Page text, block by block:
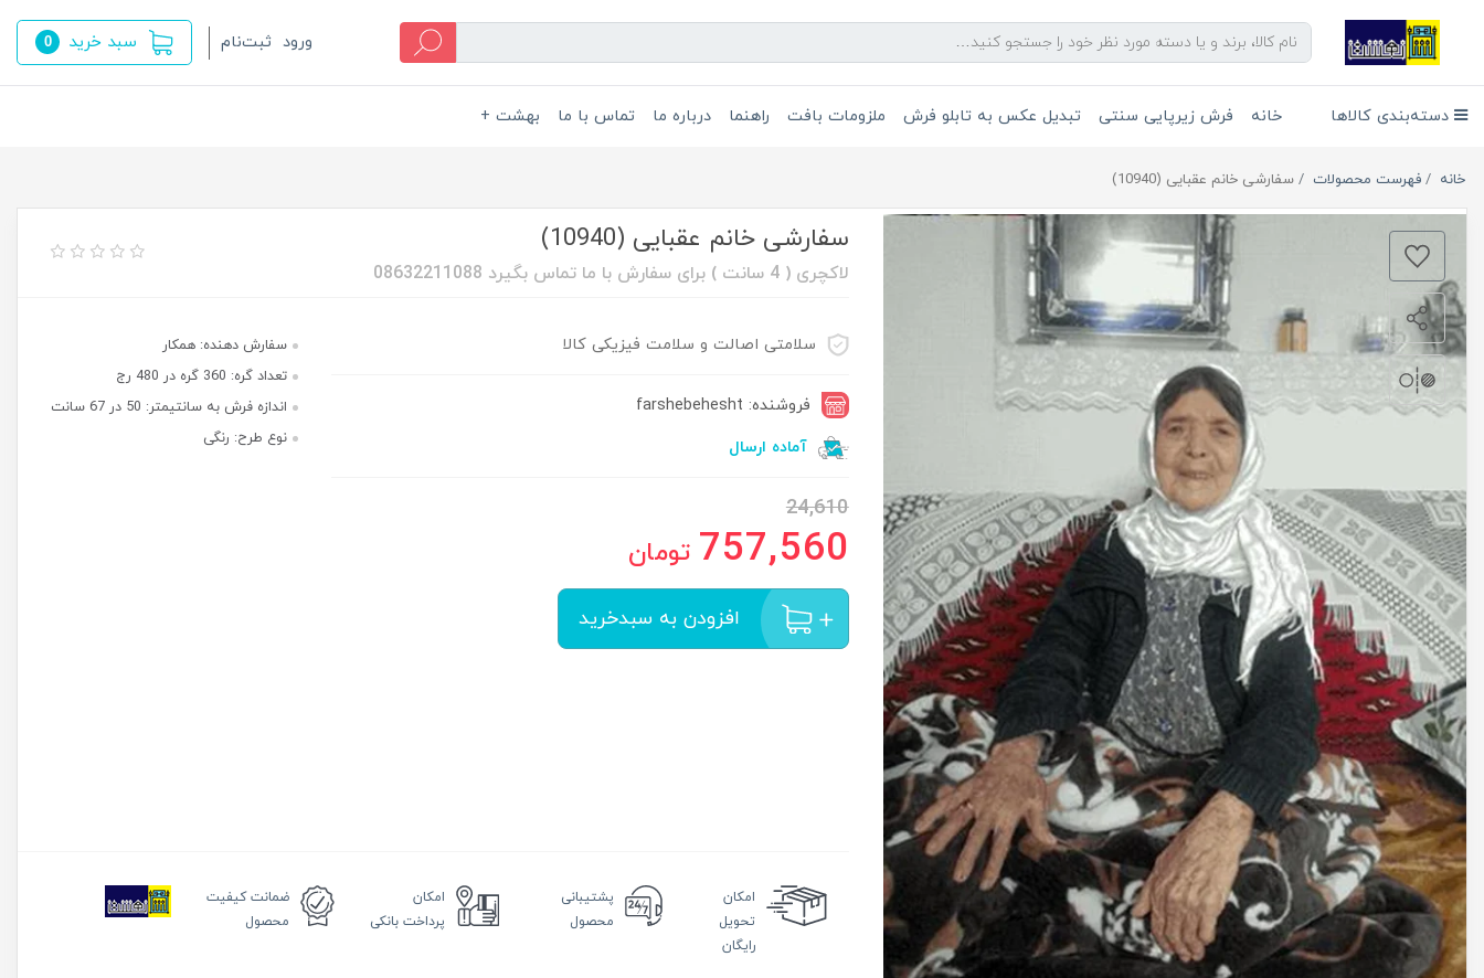
ورود ثبت‌نام سبد خرید 0
دسته‌بندی کالاها خانه فرش زیرپایی سنتی تبدیل عکس به تابلو فرش ملزومات بافت راهنما درباره ما تماس با ما بهشت +
خانه فهرست محصولات سفارشی خانم عقبایی (10940)
سفارشی خانم عقبایی (10940)
لاکچری ( 4 سانت ) برای سفارش با ما تماس بگیرد 08632211088
سلامتی اصالت و سلامت فیزیکی کالا
فروشنده: farshebehesht
آماده ارسال
24,610
757,560 تومان
افزودن به سبدخرید
سفارش دهنده: همکار
تعداد گره: 360 گره در 480 رج
اندازه فرش به سانتیمتر: 50 در 67 سانت
نوع طرح: رنگی
امکان
تحویل
رایگان
پشتیبانی
محصول
امکان
پرداخت بانکی
ضمانت کیفیت
محصول